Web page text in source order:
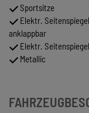
Sportsitze
Elektr. Seitenspiegel
anklappbar
Elektr. Seitenspiegel
Metallic